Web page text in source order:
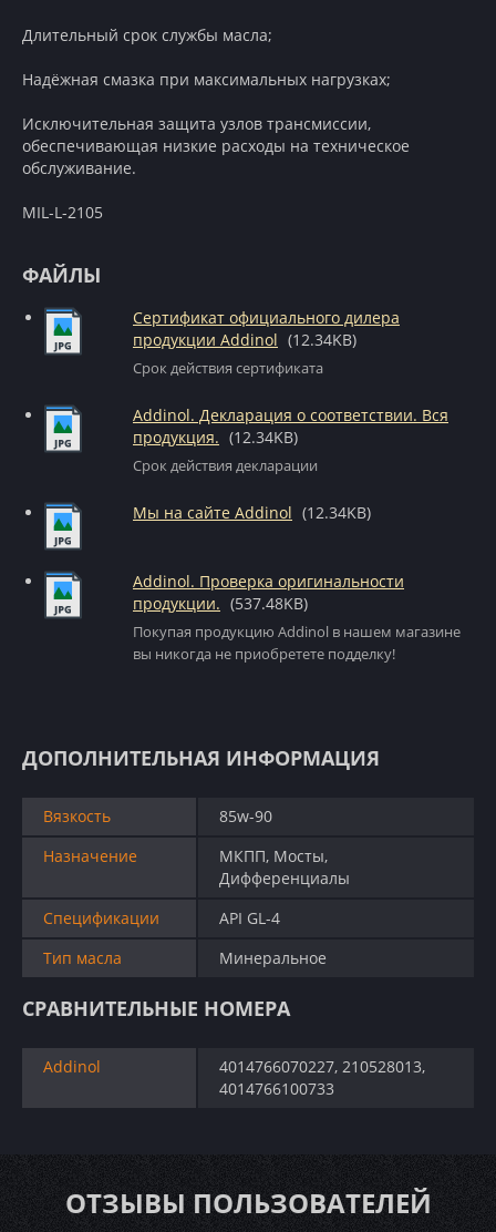
Длительный срок службы масла;
Надёжная смазка при максимальных нагрузках;
Исключительная защита узлов трансмиссии,
обеспечивающая низкие расходы на техническое
обслуживание.
MIL-L-2105
ФАЙЛЫ
Сертификат официального дилера
продукции Addinol (12.34KB)
Срок действия сертификата
Addinol. Декларация о соответствии. Вся
продукция. (12.34KB)
Срок действия декларации
Мы на сайте Addinol (12.34KB)
Addinol. Проверка оригинальности
продукции. (537.48KB)
Покупая продукцию Addinol в нашем магазине
вы никогда не приобретете подделку!
ДОПОЛНИТЕЛЬНАЯ ИНФОРМАЦИЯ
Вязкость
85w-90
Назначение
МКПП, Мосты,
Дифференциалы
Спецификации
API GL-4
Тип масла
Минеральное
СРАВНИТЕЛЬНЫЕ НОМЕРА
Addinol
4014766070227, 210528013,
4014766100733
ОТЗЫВЫ ПОЛЬЗОВАТЕЛЕЙ